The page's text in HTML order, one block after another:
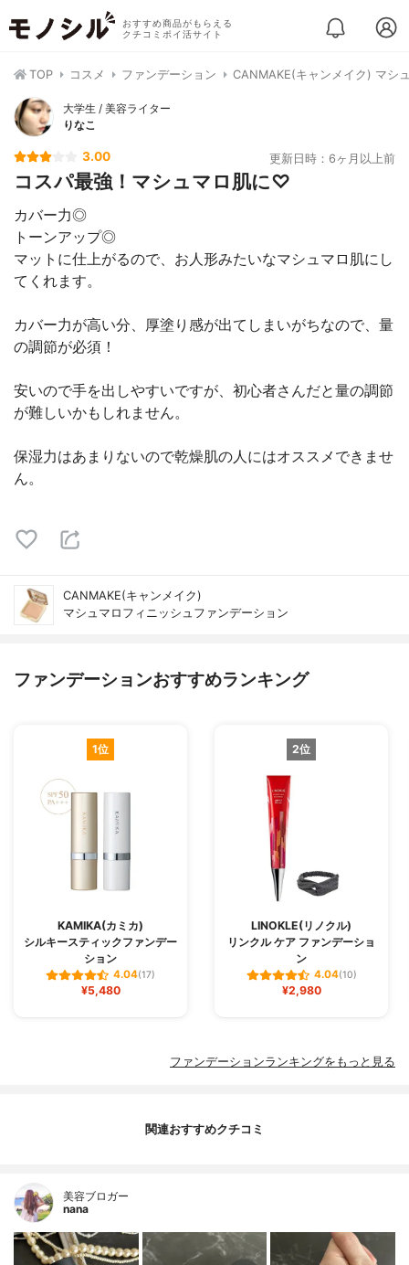
おすすめ商品がもらえる
クチコミポイ活サイト
TOP コスメ ファンデーション CANMAKE(キャンメイク) マシ
大学生 / 美容ライター
りなこ
3.00 更新日時：6ヶ月以上前
コスパ最強！マシュマロ肌に♡
カバー力◎
トーンアップ◎
マットに仕上がるので、お人形みたいなマシュマロ肌にし
てくれます。
カバー力が高い分、厚塗り感が出てしまいがちなので、量
の調節が必須！
安いので手を出しやすいですが、初心者さんだと量の調節
が難しいかもしれません。
保湿力はあまりないので乾燥肌の人にはオススメできませ
ん。
CANMAKE(キャンメイク)
マシュマロフィニッシュファンデーション
ファンデーションおすすめランキング
1位
KAMIKA(カミカ)
シルキースティックファンデー
ション
4.04(17)
¥5,480
2位
LINOKLE(リノクル)
リンクル ケア ファンデーショ
ン
4.04(10)
¥2,980
ファンデーションランキングをもっと見る
関連おすすめクチコミ
美容ブロガー
nana